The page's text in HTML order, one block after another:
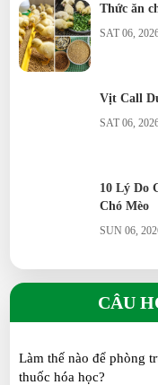
Thức ăn
SAT 06,
Vịt Call
SAT 06,
10 Lý Do
Chó Mèo
SUN 06,
Nam
THU 12,
Hướng
CÂU
Làm thế nào để phòng
thuốc hóa học?